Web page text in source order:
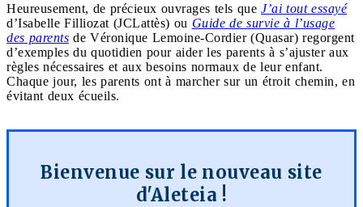
Heureusement, de précieux ouvrages tels que J’ai tout essayé
d’Isabelle Filliozat (JCLattès) ou Guide de survie à l’usage
des parents de Véronique Lemoine-Cordier (Quasar) regorgent
d’exemples du quotidien pour aider les parents à s’ajuster aux
règles nécessaires et aux besoins normaux de leur enfant.
Chaque jour, les parents ont à marcher sur un étroit chemin, en
évitant deux écueils.
Bienvenue sur le nouveau site
d'Aleteia !